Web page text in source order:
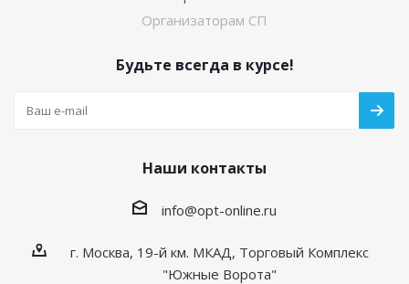
Организаторам СП
Будьте всегда в курсе!
Наши контакты
info@opt-online.ru
г. Москва, 19-й км. МКАД, Торговый Комплекс
"Южные Ворота"